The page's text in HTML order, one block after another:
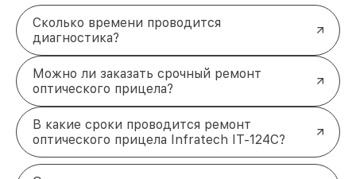
Сколько времени проводится
диагностика?
Можно ли заказать срочный ремонт
оптического прицела?
В какие сроки проводится ремонт
оптического прицела Infratech IT-124C?